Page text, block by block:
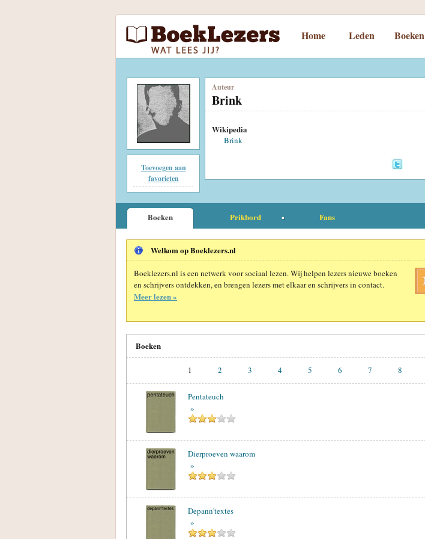
Home Leden Boeken
Toevoegen aan
favorieten
Auteur
Brink
Wikipedia
Brink
Boeken Prikbord Fans
Welkom op Boeklezers.nl
Boeklezers.nl is een netwerk voor sociaal lezen. Wij helpen lezers nieuwe boeken
en schrijvers ontdekken, en brengen lezers met elkaar en schrijvers in contact.
Meer lezen »
Boeken
1 2 3 4 5 6 7 8
Pentateuch
»
Dierproeven waarom
»
Depann'textes
»